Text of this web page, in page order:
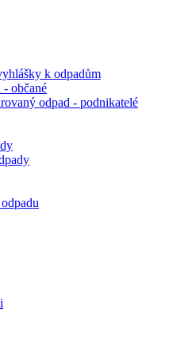
k odpadům
občané
odpad - podnikatelé